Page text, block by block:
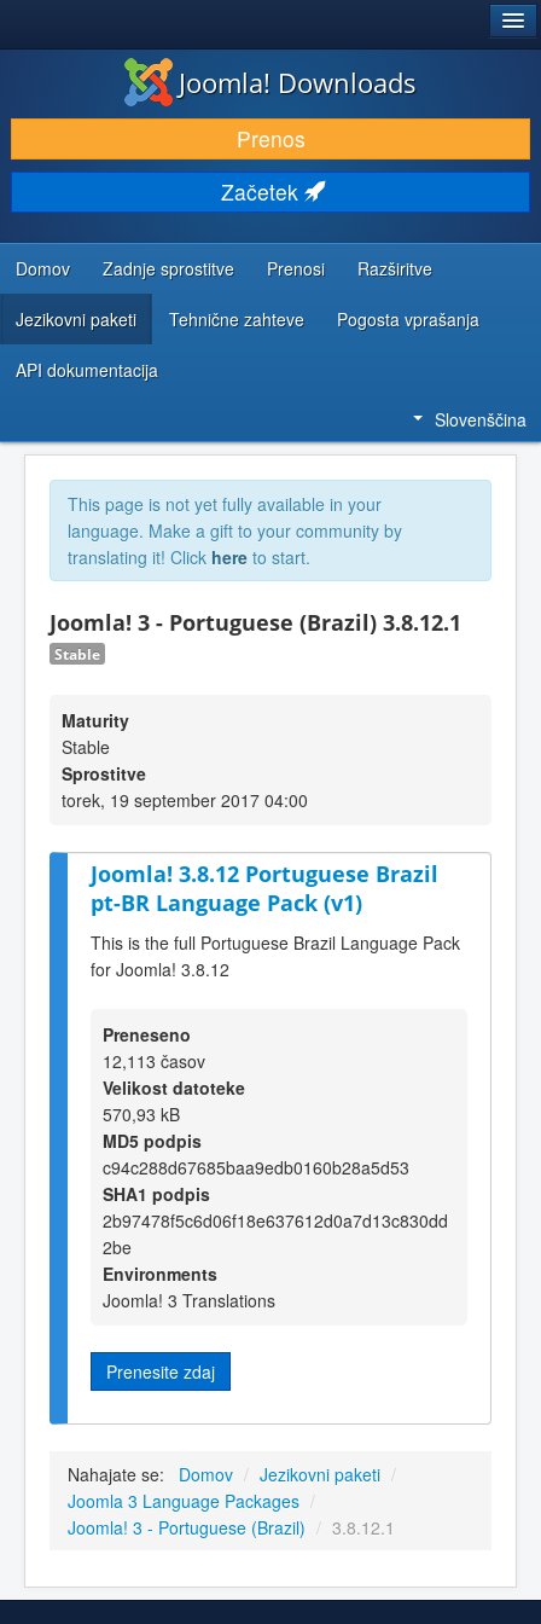
PRENESI IN RAZŠIRI
ODKRIJTE & IZVEJTE
SKUPNOST IN PODPORA
VIRI ZA RAZVIJALCE
Joomla! Downloads
Prenos
Začetek
Domov Zadnje sprostitve Prenosi Razširitve
Jezikovni paketi Tehnične zahteve Pogosta vprašanja
API dokumentacija
Slovenščina
This page is not yet fully available in your
language. Make a gift to your community by
translating it! Click here to start.
Joomla! 3 - Portuguese (Brazil) 3.8.12.1
Stable
Maturity
Stable
Sprostitve
torek, 19 september 2017 04:00
Joomla! 3.8.12 Portuguese Brazil
pt-BR Language Pack (v1)
This is the full Portuguese Brazil Language Pack
for Joomla! 3.8.12
Preneseno
12,113 časov
Velikost datoteke
570,93 kB
MD5 podpis
c94c288d67685baa9edb0160b28a5d53
SHA1 podpis
2b97478f5c6d06f18e637612d0a7d13c830dd
2be
Environments
Joomla! 3 Translations
Prenesite zdaj
Nahajate se: Domov / Jezikovni paketi /
Joomla 3 Language Packages /
Joomla! 3 - Portuguese (Brazil) / 3.8.12.1